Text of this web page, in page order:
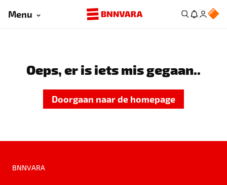
Menu
Oeps, er is iets mis gegaan..
Doorgaan naar de homepage
BNNVARA